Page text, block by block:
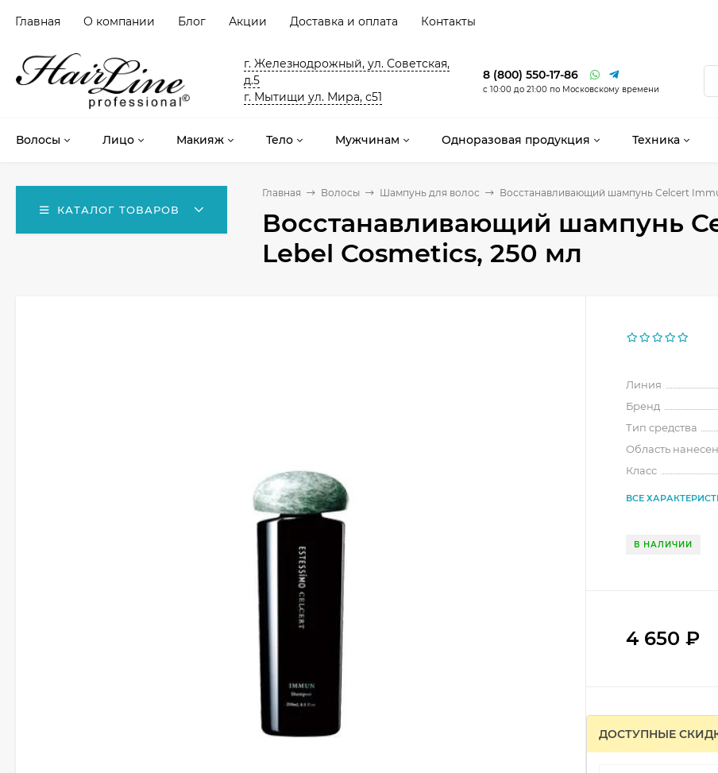
Главная О компании Блог Акции Доставка и оплата Контакты
г. Железнодрожный, ул. Советская,
д.5
г. Мытищи ул. Мира, с51
8 (800) 550-17-86
с 10:00 до 21:00 по Московскому времени
Волосы Лицо Макияж Тело Мужчинам Одноразовая продукция Техника
КАТАЛОГ ТОВАРОВ
Главная Волосы Шампунь для волос Восстанавливающий шампунь Celcert
Восстанавливающий шампунь
Lebel Cosmetics, 250 мл
Линия
Бренд
Тип средства
Область
Класс
ВСЕ
В НАЛИЧИИ
4 650₽
ДОСТУПНЫЕ